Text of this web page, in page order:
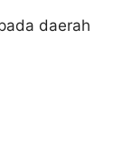
daerah